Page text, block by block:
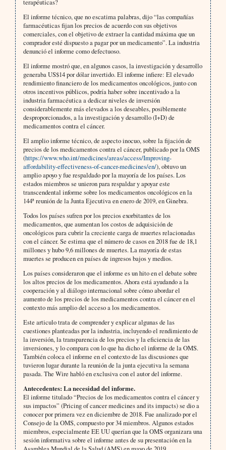
terapéuticas?
El informe técnico, que no escatima palabras, dijo “las compañías
farmacéuticas fijan los precios de acuerdo con sus objetivos
comerciales, con el objetivo de extraer la cantidad máxima que un
comprador esté dispuesto a pagar por un medicamento”. La industria
denunció el informe como defectuoso.
El informe mostró que, en algunos casos, la investigación y desarrollo
generaba US$14 por dólar invertido. El informe infiere: El elevado
rendimiento financiero de los medicamentos oncológicos, junto con
otros incentivos públicos, podría haber sobre incentivado a la
industria farmacéutica a dedicar niveles de inversión
considerablemente más elevados a los deseables, posiblemente
desproporcionados, a la investigación y desarrollo (I+D) de
medicamentos contra el cáncer.
El amplio informe técnico, de aspecto inocuo, sobre la fijación de
precios de los medicamentos contra el cáncer, publicado por la OMS
(https://www.who.int/medicines/areas/access/Improving-
affordability-effectiveness-of-cancer-medicines/en/), obtuvo un
amplio apoyo y fue respaldado por la mayoría de los países. Los
estados miembros se unieron para respaldar y apoyar este
transcendental informe sobre los medicamentos oncológicos en la
144ª reunión de la Junta Ejecutiva en enero de 2019, en Ginebra.
Todos los países sufren por los precios exorbitantes de los
medicamentos, que aumentan los costos de adquisición de
oncológicos para cubrir la creciente carga de muertes relacionadas
con el cáncer. Se estima que el número de casos en 2018 fue de 18,1
millones y hubo 9,6 millones de muertes. La mayoría de estas
muertes se producen en países de ingresos bajos y medios.
Los países consideraron que el informe es un hito en el debate sobre
los altos precios de los medicamentos. Ahora está ayudando a la
cooperación y al diálogo internacional sobre cómo abordar el
aumento de los precios de los medicamentos contra el cáncer en el
contexto más amplio del acceso a los medicamentos.
Este articulo trata de comprender y explicar algunas de las
cuestiones planteadas por la industria, incluyendo el rendimiento de
la inversión, la transparencia de los precios y la eficiencia de las
inversiones, y lo compara con lo que ha dicho el informe de la OMS.
También coloca el informe en el contexto de las discusiones que
tuvieron lugar durante la reunión de la junta ejecutiva la semana
pasada. The Wire habló en exclusiva con el autor del informe.
Antecedentes: La necesidad del informe.
El informe titulado “Precios de los medicamentos contra el cáncer y
sus impactos” (Pricing of cancer medicines and its impacts) se dio a
conocer por primera vez en diciembre de 2018. Fue analizado por el
Consejo de la OMS, compuesto por 34 miembros. Algunos estados
miembros, especialmente EE UU querían que la OMS organizara una
sesión informativa sobre el informe antes de su presentación en la